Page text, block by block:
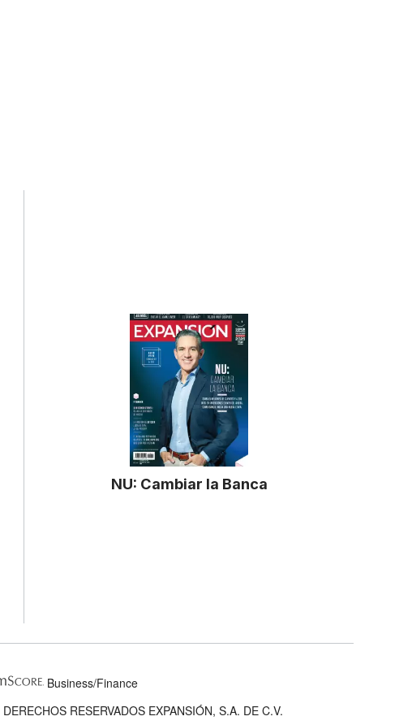
NU: Cambiar la Banca
Business/Finance
RESERVADOS EXPANSIÓN, S.A. DE C.V.